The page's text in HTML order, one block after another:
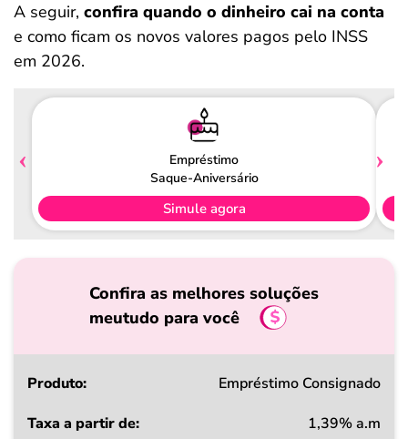
A seguir, confira quando o dinheiro cai na conta
e como ficam os novos valores pagos pelo INSS
em 2026.
Empréstimo
Saque-Aniversário
Simule agora
Confira as melhores soluções
meutudo para você
Produto
Empréstimo Consignado
1,39% a.m